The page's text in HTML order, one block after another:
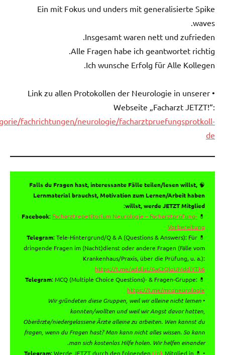
Ein mit Fokus und unders mit generalisierte Spike
waves.
Insgesamt waren nett und zufrieden.
Alle Fragen habe ich geantwortet richtig.
Ich wunsche Erfolg für Alle Kollegen.
• Link zu allen Protokollen der Neurologie in unserer
Webseite „Facharzt JETZT!“:
fachrichtungen/neurologie/facharztpruefungsprotkoll-
de
🧠
Falls du Fragen hast, interessante Fälle teilen/lesen willst,
Lernmaterial brauchst, Motivation zum Lernen/Arbeit haben
willst, werde JETZT Mitglied
:
💊
Facebook: Facharztrepetitorium Neurologie – Facharztprüfung-
Vorbereitung
💊
Telegram: Tele-Hintergrund/Q & A (Questions & Answers): Für
dringende Fragen im (Nacht)dienst oder andere Fragen (Fälle vom
Krankenhaus/Praxis, über die Prüfung, u. a.):
https://t.me/addlist/6aCtQlqUMddiYTk6
💊
Telegram: MCQ (Multiple Choice Questions)- & Fragen-Gruppe:
https://t.me/mcqneurologie
•
Wir gründeten diese Gruppen, weil wir alleine nicht lernen
konnten/wollten und weil wir Angst davor hatten,
Oberärzte/niedergelassene Ärzte alleine zu arbeiten. Wen kannst du
fragen, wenn du Fragen hast? Man kann nicht alles wissen. So kann
man sich kostenlos Hilfe holen. Wir helfen einander
.
• 💊
Telegram: Werde JETZT durch den folgenden LinkMitglied in